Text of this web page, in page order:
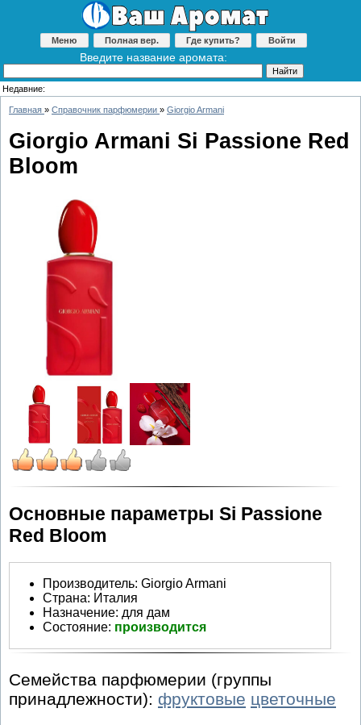
Меню Полная вер. Где купить? Войти
Введите название аромата:
Недавние:
Главная » Справочник парфюмерии » Giorgio Armani
Giorgio Armani Si Passione Red
Bloom
Основные параметры Si Passione
Red Bloom
Производитель: Giorgio Armani
Страна: Италия
Назначение: для дам
Состояние: производится
Семейства парфюмерии (группы
принадлежности): фруктовые цветочные